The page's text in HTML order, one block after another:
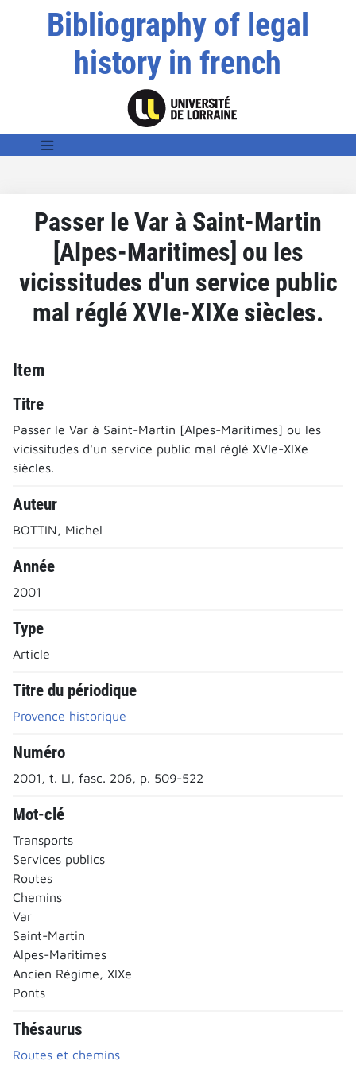
Bibliography of legal
history in french
Passer le Var à Saint-Martin
[Alpes-Maritimes] ou les
vicissitudes d'un service public
mal réglé XVIe-XIXe siècles.
Item
Titre
Passer le Var à Saint-Martin [Alpes-Maritimes] ou les
vicissitudes d'un service public mal réglé XVIe-XIXe
siècles.
Auteur
BOTTIN, Michel
Année
2001
Type
Article
Titre du périodique
Provence historique
Numéro
2001, t. LI, fasc. 206, p. 509-522
Mot-clé
Transports
Services publics
Routes
Chemins
Var
Saint-Martin
Alpes-Maritimes
Ancien Régime, XIXe
Ponts
Thésaurus
Routes et chemins